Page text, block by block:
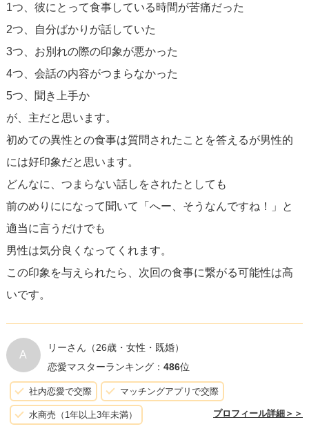
1つ、彼にとって食事している時間が苦痛だった
2つ、自分ばかりが話していた
3つ、お別れの際の印象が悪かった
4つ、会話の内容がつまらなかった
5つ、聞き上手か
が、主だと思います。
初めての異性との食事は質問されたことを答えるが男性的
には好印象だと思います。
どんなに、つまらない話しをされたとしても
前のめりにになって聞いて「へー、そうなんですね！」と
適当に言うだけでも
男性は気分良くなってくれます。
この印象を与えられたら、次回の食事に繋がる可能性は高
いです。
A
リーさん （26歳・女性・既婚）
恋愛マスターランキング： 486位
社内恋愛で交際 マッチングアプリで交際
水商売（1年以上3年未満） プロフィール詳細＞＞